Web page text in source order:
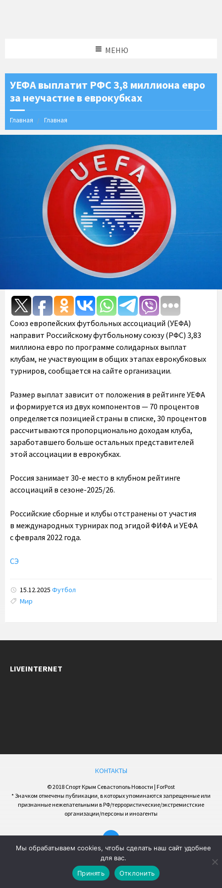
МЕНЮ
УЕФА выплатит РФС 3,8 миллиона евро
за неучастие в еврокубках
Главная Главная
Союз европейских футбольных ассоциаций (УЕФА)
направит Российскому футбольному союзу (РФС) 3,83
миллиона евро по программе солидарных выплат
клубам, не участвующим в общих этапах еврокубковых
турниров, сообщается на сайте организации.
Размер выплат зависит от положения в рейтинге УЕФА
и формируется из двух компонентов — 70 процентов
определяется позицией страны в списке, 30 процентов
рассчитываются пропорционально доходам клуба,
заработавшего больше остальных представителей
этой ассоциации в еврокубках.
Россия занимает 30-е место в клубном рейтинге
ассоциаций в сезоне-2025/26.
Российские сборные и клубы отстранены от участия
в международных турнирах под эгидой ФИФА и УЕФА
с февраля 2022 года.
СЭ
15.12.2025 Футбол
Tags:
Мир
LIVEINTERNET
КОНТАКТЫ
© 2018 Спорт Крым Севастополь Новости | ForPost
* Значком отмечены публикации, в которых упоминаются запрещенные или
признанные нежелательными в РФ/террористические/экстремистские
организации/персоны и иноагенты
Мы обрабатываем cookies, чтобы сделать наш сайт удобнее
для вас.
Принять
Отклонить